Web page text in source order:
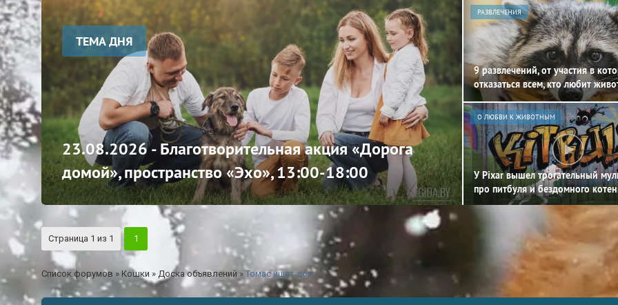
ТЕМА ДНЯ
23.08.2026 - Благотворительная акция «Дорога
домой», пространство «Эхо», 13:00-18:00
РАЗВЛЕЧЕНИЯ
9 развлечений, от участия в
отказаться всем, кто любит
О ЛЮБВИ К ЖИВОТНЫМ
У Pixar вышел трогательный
про питбуля и бездомного
Страница 1 из 1 1
Список форумов » Кошки » Доска объявлений » Томас ищет дом